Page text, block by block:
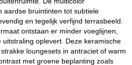
aardse bruintinten tot subtiele
en tegelijk verfijnd terrasbeeld.
ontstaan er minder voeglijnen,
oplevert. Deze keramische
loungesets in antraciet of warm
met groene beplanting zoals